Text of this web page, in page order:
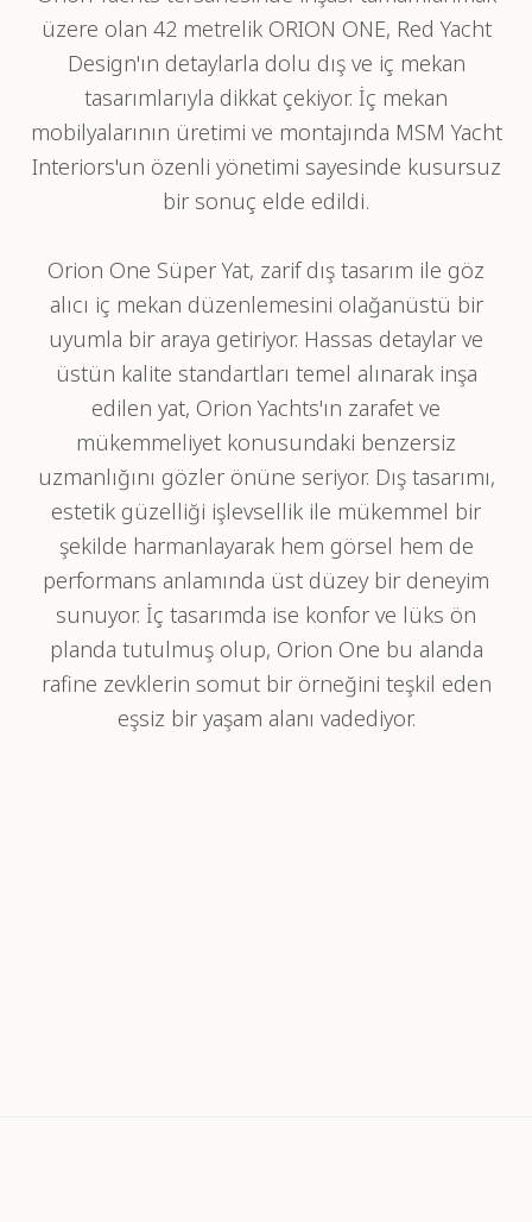
üzere olan 42 metrelik ORION ONE, Red Yacht
Design'ın detaylarla dolu dış ve iç mekan
tasarımlarıyla dikkat çekiyor. İç mekan
mobilyalarının üretimi ve montajında MSM Yacht
Interiors'un özenli yönetimi sayesinde kusursuz
bir sonuç elde edildi.
Orion One Süper Yat, zarif dış tasarım ile göz
alıcı iç mekan düzenlemesini olağanüstü bir
uyumla bir araya getiriyor. Hassas detaylar ve
üstün kalite standartları temel alınarak inşa
edilen yat, Orion Yachts'ın zarafet ve
mükemmeliyet konusundaki benzersiz
uzmanlığını gözler önüne seriyor. Dış tasarımı,
estetik güzelliği işlevsellik ile mükemmel bir
şekilde harmanlayarak hem görsel hem de
performans anlamında üst düzey bir deneyim
sunuyor. İç tasarımda ise konfor ve lüks ön
planda tutulmuş olup, Orion One bu alanda
rafine zevklerin somut bir örneğini teşkil eden
eşsiz bir yaşam alanı vadediyor.